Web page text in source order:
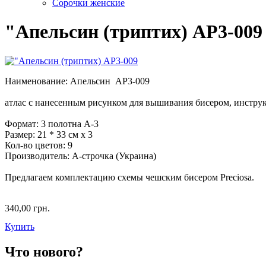
Сорочки женские
"Апельсин (триптих) AP3-009
Наименование: Апельсин AP3-009
атлас с нанесенным рисунком для вышивания бисером,
Формат: 3 полотна A-3
Размер: 21 * 33 см х 3
Кол-во цветов: 9
Производитель: А-строчка (Украина)
Предлагаем комплектацию схемы чешским бисером Preciosa.
340,00 грн.
Купить
Что нового?